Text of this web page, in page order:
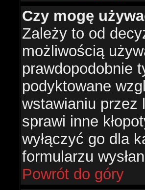
Czy mogę
Zależy to od
możliwością
prawdopodobnie
podyktowane
wstawianiu przez
sprawi inne
wyłączyć go dla
formularzu
Powrót do góry